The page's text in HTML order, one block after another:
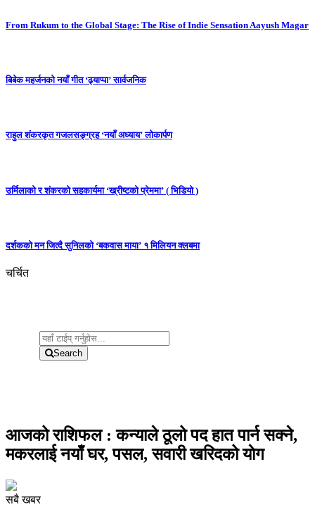
From Rukum to the Global Stage: The Rise of Indie Sensation Aayush Magar
बिबेक महर्जनको नयाँ गीत ‘ढ्याप्पा’ सार्वजनिक
राहुल शंकरकृत गजलसङ्ग्रह ‘नयाँ अध्याय’ लोकार्पण
उर्मिलाको र शंकरको सहकार्यमा ‘ख्रीष्टको प्रेममा’ ( भिडियो )
दर्शकको मन जित्दै सुनिलको ‘बकवास माया’ १ मिलियन क्लबमा
चर्चित
Search
आजको राशिफल : कन्याले ठूलो पद हात पार्न सक्ने,
मकरलाई नयाँ घर, पसल, सवारी खरिदको याेग
सबै खबर